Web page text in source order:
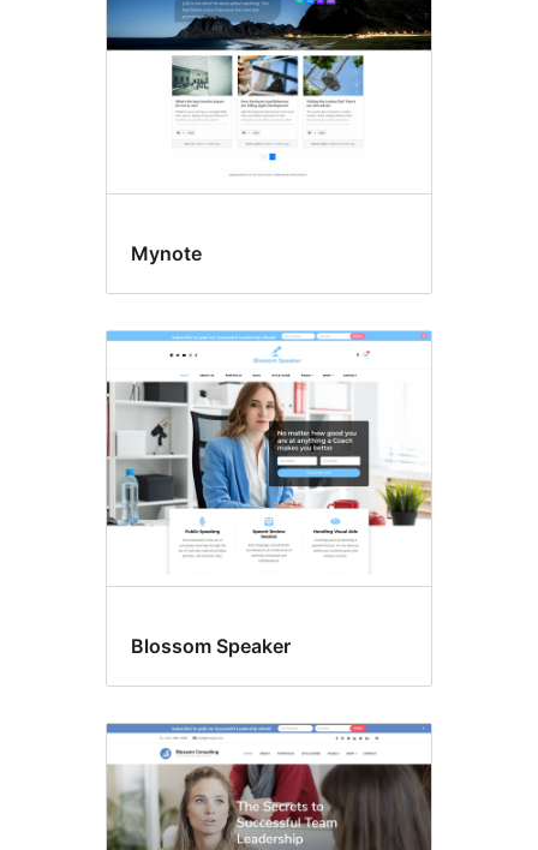
Mynote
Blossom Speaker